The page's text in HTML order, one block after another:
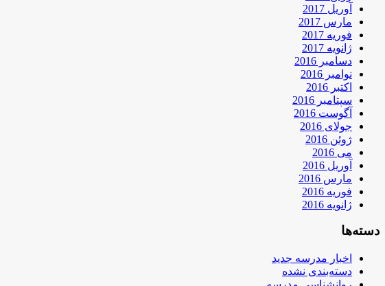
آوریل 2017
مارس 2017
فوریه 2017
ژانویه 2017
دسامبر 2016
نوامبر 2016
اکتبر 2016
سپتامبر 2016
آگوست 2016
جولای 2016
ژوئن 2016
می 2016
آوریل 2016
مارس 2016
فوریه 2016
ژانویه 2016
دسته‌ها
اخبار مدرسه جدید
دسته‌بندی نشده